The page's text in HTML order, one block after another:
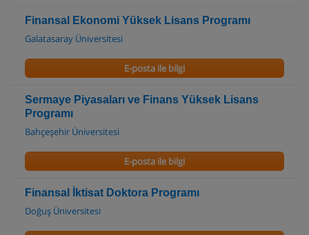
Finansal Ekonomi Yüksek Lisans Programı
Galatasaray Üniversitesi
E-posta ile bilgi
Sermaye Piyasaları ve Finans Yüksek Lisans
Programı
Bahçeşehir Üniversitesi
E-posta ile bilgi
Finansal İktisat Doktora Programı
Doğuş Üniversitesi